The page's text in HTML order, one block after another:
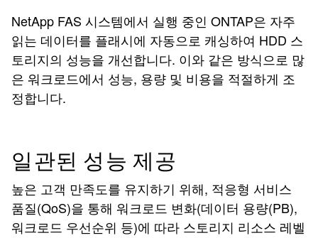
NetApp FAS 시스템에서 실행 중인 ONTAP은 자주
읽는 데이터를 플래시에 자동으로 캐싱하여 HDD 스
토리지의 성능을 개선합니다. 이와 같은 방식으로 많
은 워크로드에서 성능, 용량 및 비용을 적절하게 조
정합니다.
일관된 성능 제공
높은 고객 만족도를 유지하기 위해, 적응형 서비스
품질(QoS)을 통해 워크로드 변화(데이터 용량(PB),
워크로드 우선순위 등)에 따라 스토리지 리소스 레벨